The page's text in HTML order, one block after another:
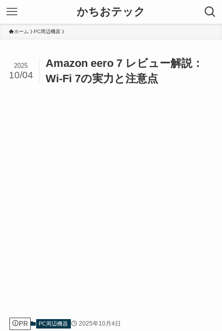
かちおテック
ホーム PC周辺機器
Amazon eero 7 レビュー解説：
Wi-Fi 7の実力と注意点
2025
10/04
PR PC周辺機器 2025年10月4日